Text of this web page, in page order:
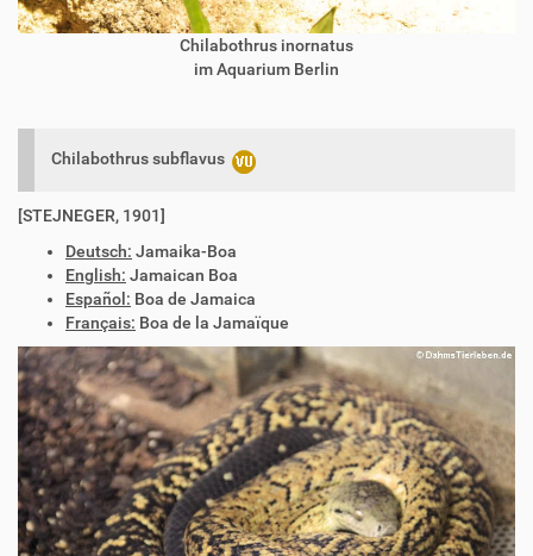
Chilabothrus inornatus
im Aquarium Berlin
Chilabothrus subflavus
[STEJNEGER, 1901]
Deutsch: Jamaika-Boa
English: Jamaican Boa
Español: Boa de Jamaica
Français: Boa de la Jamaïque